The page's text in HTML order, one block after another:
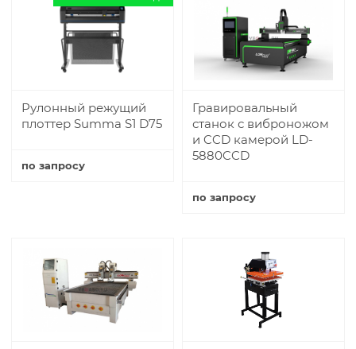
Рулонный режущий
плоттер Summa S1 D75
по запросу
Гравировальный
станок с виброножом
и CCD камерой LD-
5880CCD
по запросу